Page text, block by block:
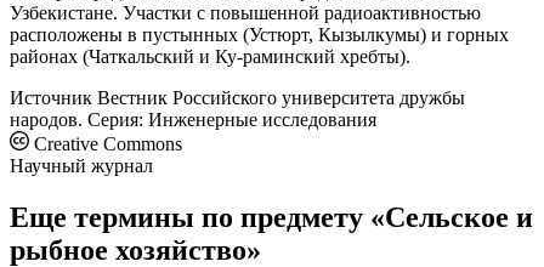
Узбекистане. Участки с повышенной радиоактивностью
расположены в пустынных (Устюрт, Кызылкумы) и горных
районах (Чаткальский и Ку-раминский хребты).
Источник Вестник Российского университета дружбы
народов. Серия: Инженерные исследования
Creative Commons
Научный журнал
Еще термины по предмету «Сельское и
рыбное хозяйство»